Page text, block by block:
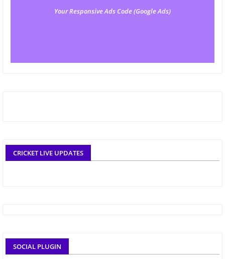
Your Responsive Ads Code (Google Ads)
CRICKET LIVE UPDATES
SOCIAL PLUGIN